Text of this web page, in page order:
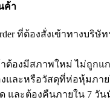
ค้า
ที่ต้องสั่งเข้าทางบริษั
ต้องมีสภาพใหม่ ไม่ถูกแ
งและหรือวัสดุที่ห่อหุ้มภา
และต้องคืนภายใน 7 วั